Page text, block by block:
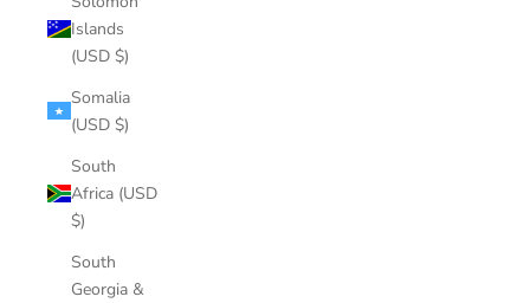
Islands
(USD $)
Somalia
(USD $)
South
Africa (USD
$)
South
Georgia &